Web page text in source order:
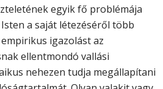
egyik fő problémája
a saját létezéséről több
igazolást az
ellentmondó vallási
nehezen tudja megállapítani